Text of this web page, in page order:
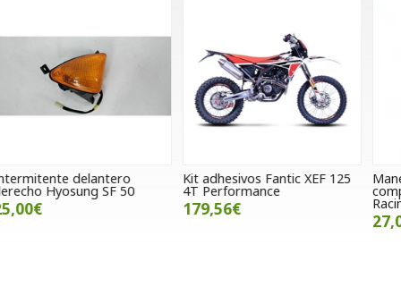
Kit adhesivos Fantic XEF 125
4T Performance
179,56€
Maneta de freno izquierdo
completo Hyosung SF 50 B
Racing 2004 / 2008
27,00€